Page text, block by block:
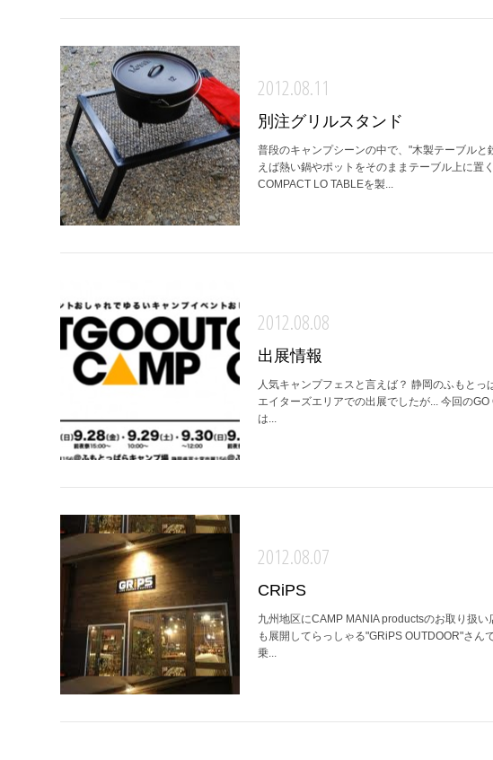
2012.08.11
別注グリルスタンド
普段のキャンプシーンの中で、"木製テーブル
えば熱い鍋やポットをそのままテーブル上に置
COMPACT LO TABLEを製...
2012.08.08
出展情報
人気キャンプフェスと言えば？ 静岡のふもと
エイターズエリアでの出展でしたが... 今回の
は...
2012.08.07
CRiPS
九州地区にCAMP MANIA productsのお取り扱
も展開してらっしゃる"GRiPS OUTDOOR"さん
乗...